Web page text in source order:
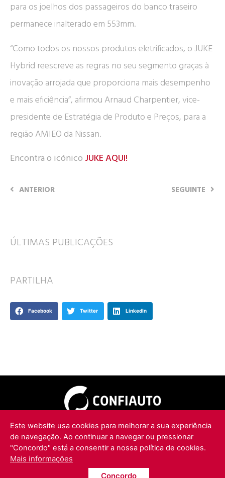
para os joelhos dos passageiros do banco traseiro
permanece inalterado em 553mm.
“Como todos os nossos produtos eletrificados, o JUKE
Hybrid reescreve as regras no seu segmento graças à
inovação arrojada que proporciona mais desempenho
e mais eficiência”, afirmou Arnaud Charpentier, vice-
presidente de Estratégia de Produto e Preços, para a
região AMIEO da Nissan.
Encontra o icónico JUKE AQUI!
ANTERIOR SEGUINTE
ÚLTIMAS PUBLICAÇÕES
PARTILHA
Facebook Twitter LinkedIn
POLÍTICA DE PRIVACIDADE
Este website usa cookies para melhorar a sua experiência
de navegação. Ao continuar a navegar ou pressionar
"Concordo" está a consentir a nossa política de cookies.
Mais informações
Concordo